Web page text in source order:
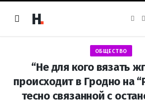
e
k
ОБЩЕСТВО
“Не для кого вязать
происходит в Гродно на
тесно связанной с